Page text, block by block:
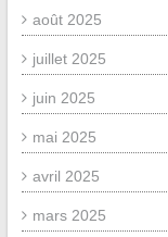
août 2025
juillet 2025
juin 2025
mai 2025
avril 2025
mars 2025